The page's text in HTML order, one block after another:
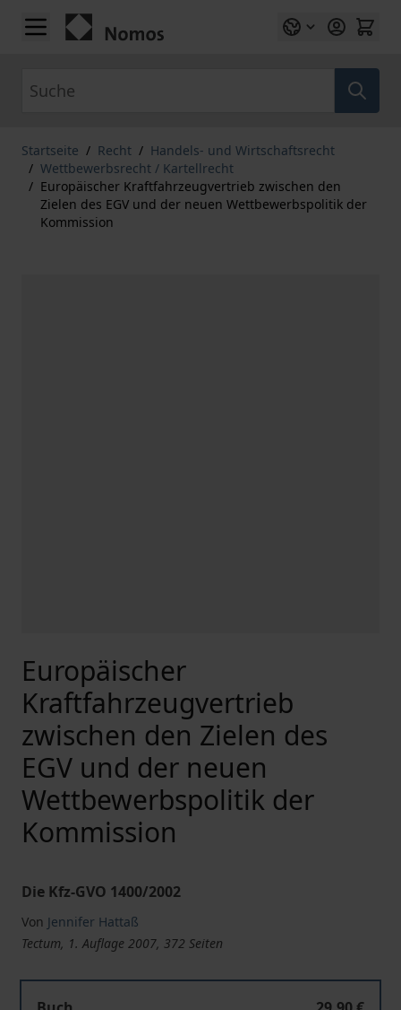
Zum Inhalt springen
Startseite / Recht / Handels- und Wirtschaftsrecht
/ Wettbewerbsrecht / Kartellrecht
/ Europäischer Kraftfahrzeugvertrieb zwischen den
Zielen des EGV und der neuen Wettbewerbspolitik der
Kommission
Europäischer
Kraftfahrzeugvertrieb
zwischen den Zielen des
EGV und der neuen
Wettbewerbspolitik der
Kommission
Die Kfz-GVO 1400/2002
Von Jennifer Hattaß
Tectum, 1. Auflage 2007, 372 Seiten